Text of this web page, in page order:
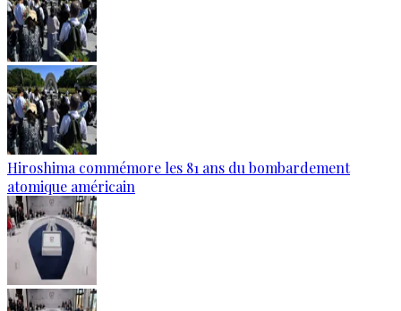
Hiroshima commémore les 81 ans du bombardement
atomique américain